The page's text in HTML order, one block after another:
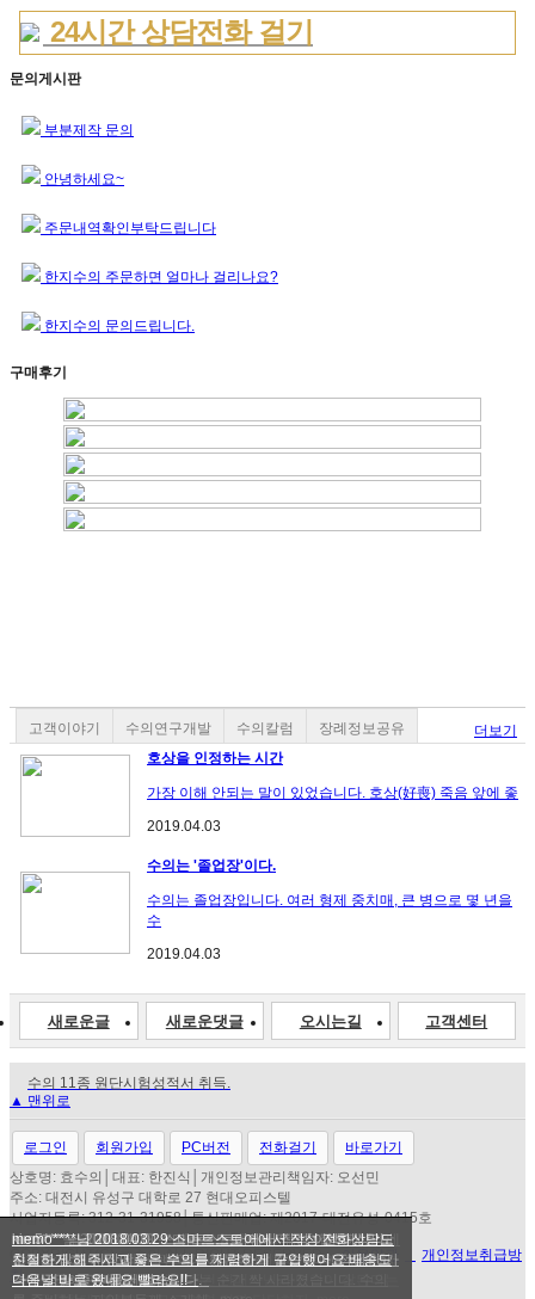
24시간 상담전화 걸기
문의게시판
부분제작 문의
안녕하세요~
주문내역확인부탁드립니다
한지수의 주문하면 얼마나 걸리나요?
한지수의 문의드립니다.
구매후기
ngd_****님 2018.04.23 스마트스토어에서 작성수의는 처음
사보는거라 좋고나쁜건 잘 모르겠지만 봤을때 흠잡을 곳은 안
보입니다. 그리고 제일 맘에 든건 판매자님과 연락이 잘된다는
kore****님 2018.04.19 스마트스토어에서 작성 저렴한 가격에
좋은 수의를 사게 되어 정말 감사감사합니다. 가격이 저렴해서
걱정을 많이 했는데 수의를 보는 순간 싹 사라졌습니다. 수의
jess****님 2018.04.19 스마트스토어에서 작성친절하게 상담
도해주시고 너무 감사합니다 급했는데 잘 받았습니다 감사합
니다~ 많이 판매하세요~~
kim5****님 2018.04.01 스마트스토어에서 작성 이백이상의
수의도 많고 시장에서는 부르는게 값인거 같습니다. 적당한 가
격에 정말 좋은 물건 같습니다.
memo****님 2018.03.29 스마트스토어에서 작성 전화상담도
친절하게 해주시고 좋은 수의를 저렴하게 구입했어요 배송도
다음날 바로 왔네요 빨라요!!
고객이야기 수의연구개발 수의칼럼 장례정보공유
더보기
호상을 인정하는 시간
가장 이해 안되는 말이 있었습니다. 호상(好喪) 죽음 앞에 좋
2019.04.03
수의는 '졸업장'이다.
수의는 졸업장입니다. 여러 형제 중치매, 큰 병으로 몇 년을
수
2019.04.03
새로운글 새로운댓글 오시는길 고객센터
수의선택방법 및 요령을 알려드립니다.
수의 11종 원단시험성적서 취득.
효수의가 아침마당 출연 했습니다.
새벽배송 정책 유지하는 이유
효도수의 효 수의! 다시 시작합니다.
▲ 맨위로
로그인 회원가입 PC버전 전화걸기
바로가기
상호명: 효수의│대표: 한진식│개인정보관리책임자: 오선민
주소: 대전시 유성구 대학로 27 현대오피스텔
사업자등록: 312-31-31958│통신판매업: 제2017-대전유성-0415호
COPYRIGHT(C) 효수의 ALL RIGHT RESERVED. 이용약관
개인정보취급방
침